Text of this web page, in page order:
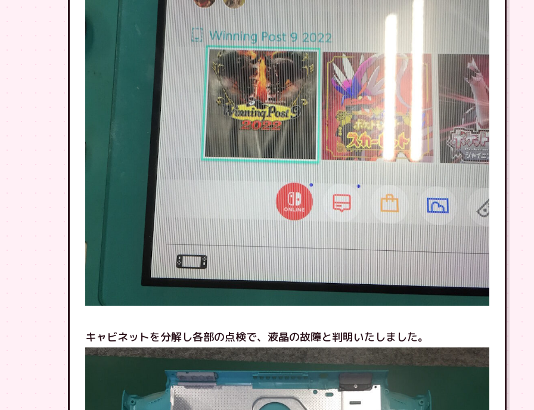
キャビネットを分解し各部の点検で、液晶の故障と判明いたしました。